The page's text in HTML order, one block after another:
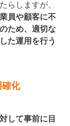
らしますが、
員や顧客に不
ため、適切な
た運用を行う
化
して事前に目